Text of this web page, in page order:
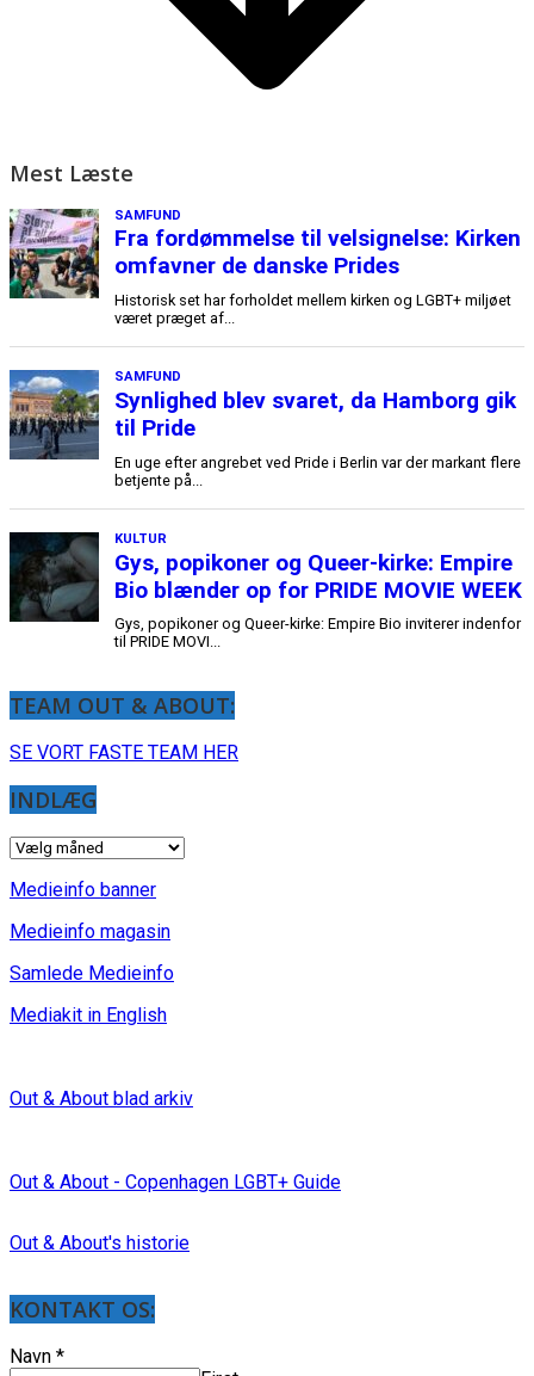
Mest Læste
TEAM OUT & ABOUT:
SE VORT FASTE TEAM HER
INDLÆG
INDLÆG
Medieinfo banner
Medieinfo magasin
Samlede Medieinfo
Mediakit in English
Out & About blad arkiv
Out & About - Copenhagen LGBT+ Guide
Out & About's historie
KONTAKT OS:
Navn *